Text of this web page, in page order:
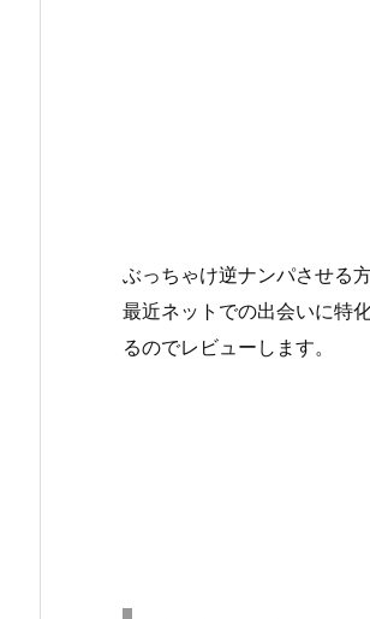
ぶっちゃけ逆ナンパさせる
最近ネットでの出会いに特
るのでレビューします。